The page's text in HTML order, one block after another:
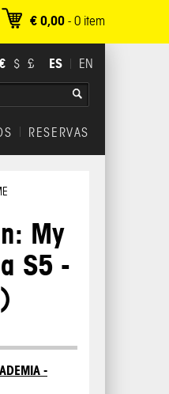
€ 0,00 - 0 item
$ £ ES EN
RESERVAS
My
S5 -
-